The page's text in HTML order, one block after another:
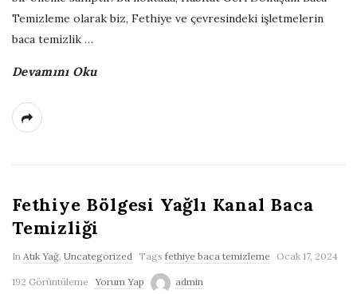
a
ğ
B
l
o
ğ
u
Temizleme olarak biz, Fethiye ve çevresindeki işletmelerin
baca temizlik …
Devamını Oku
Fethiye Bölgesi Yağlı Kanal Baca
Temizliği
In Atık Yağ, Uncategorized Tags fethiye baca temizleme Ocak 17, 2024
192 Görüntüleme Yorum Yap admin